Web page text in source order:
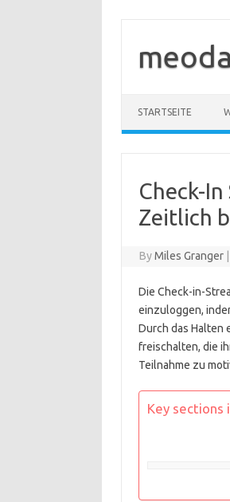
STARTSEITE
Check-
Zeitlich
ByMiles Granger
Die Check-in-
einzuloggen,
Durch das Halten
freischalten, die
Teilnahme zu
Key sections